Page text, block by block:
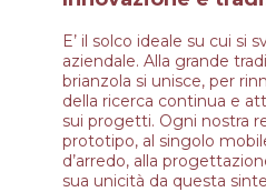
E’ il solco ideale su cui si
aziendale. Alla grande
brianzola si unisce, per
della ricerca continua e
sui progetti. Ogni nostra
prototipo, al singolo
d’arredo, alla
sua unicità da questa